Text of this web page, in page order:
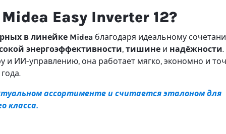
Easy Inverter 12?
в линейке Midea благодаря идеальному
энергоэффективности, тишине и надёжности.
и ИИ-управлению, она работает мягко, экономно и
ассортименте и считается эталоном для
класса.